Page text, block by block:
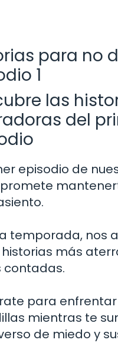
para no
1
las
del
episodio de
temporada, nos
historias más
contadas.
para
mientras te
de miedo y